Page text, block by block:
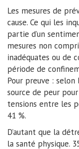
Les mesures de
cause. Ce qui les
partie d’un
mesures non
inadéquates ou de
période de
Pour preuve :
source de peur
tensions entre les
41 %.
D’autant que la
la santé physique.